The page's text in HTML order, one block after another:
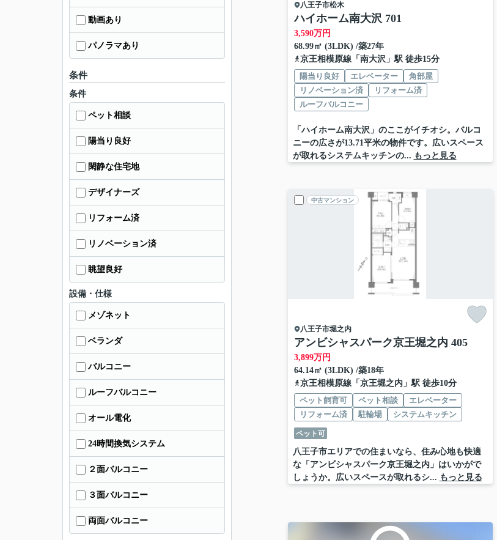
八王子市松木
ハイホーム南大沢 701
3,590万円
68.99㎡ (3LDK) /築27年
京王相模原線「 南大沢」駅 徒歩15分
陽当り良好
エレベーター
角部屋
リノベーション済
リフォーム済
ルーフバルコニー
「ハイホーム南大沢」のここがイチオシ。バルコ
ニーの広さが13.71平米の物件です。広いスペース
が取れるシステムキッチンの... もっと見る
中古マンション
八王子市堀之内
アンビシャスパーク京王堀之内 405
3,899万円
64.14㎡ (3LDK) /築18年
京王相模原線「 京王堀之内」駅 徒歩10分
ペット飼育可
ペット相談
エレベーター
リフォーム済
駐輪場 システムキッチン
ペット可
八王子市エリアでの住まいなら、住み心地も快適
な「アンビシャスパーク京王堀之内」はいかがで
しょうか。広いスペースが取れるシ... もっと見る
動画あり
パノラマあり
条件
条件
ペット相談
陽当り良好
閑静な住宅地
デザイナーズ
リフォーム済
リノベーション済
眺望良好
設備・仕様
メゾネット
ベランダ
バルコニー
ルーフバルコニー
オール電化
24時間換気システム
２面バルコニー
３面バルコニー
両面バルコニー